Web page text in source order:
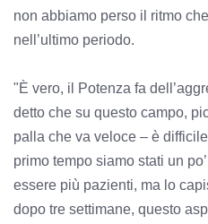
non abbiamo perso il ritmo
nell’ultimo periodo.
"È vero, il Potenza fa
detto che su questo campo,
palla che va veloce – è
primo tempo siamo stati un
essere più pazienti, ma lo
dopo tre settimane, questo